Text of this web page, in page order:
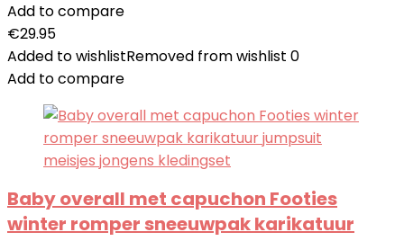
Add to compare
€29.95
Added to wishlistRemoved from wishlist 0
Add to compare
Baby overall met capuchon Footies
winter romper sneeuwpak karikatuur